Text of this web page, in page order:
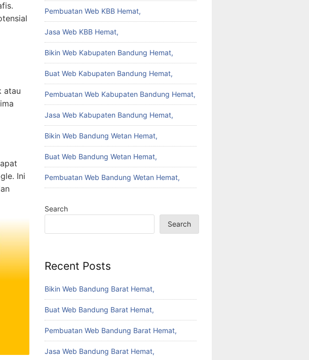
atau
Ini
Pembuatan Web KBB Hemat,
Jasa Web KBB Hemat,
Bikin Web Kabupaten Bandung Hemat,
Buat Web Kabupaten Bandung Hemat,
Pembuatan Web Kabupaten Bandung Hemat,
Jasa Web Kabupaten Bandung Hemat,
Bikin Web Bandung Wetan Hemat,
Buat Web Bandung Wetan Hemat,
Pembuatan Web Bandung Wetan Hemat,
Search
Search
Recent Posts
Bikin Web Bandung Barat Hemat,
Buat Web Bandung Barat Hemat,
Pembuatan Web Bandung Barat Hemat,
Jasa Web Bandung Barat Hemat,